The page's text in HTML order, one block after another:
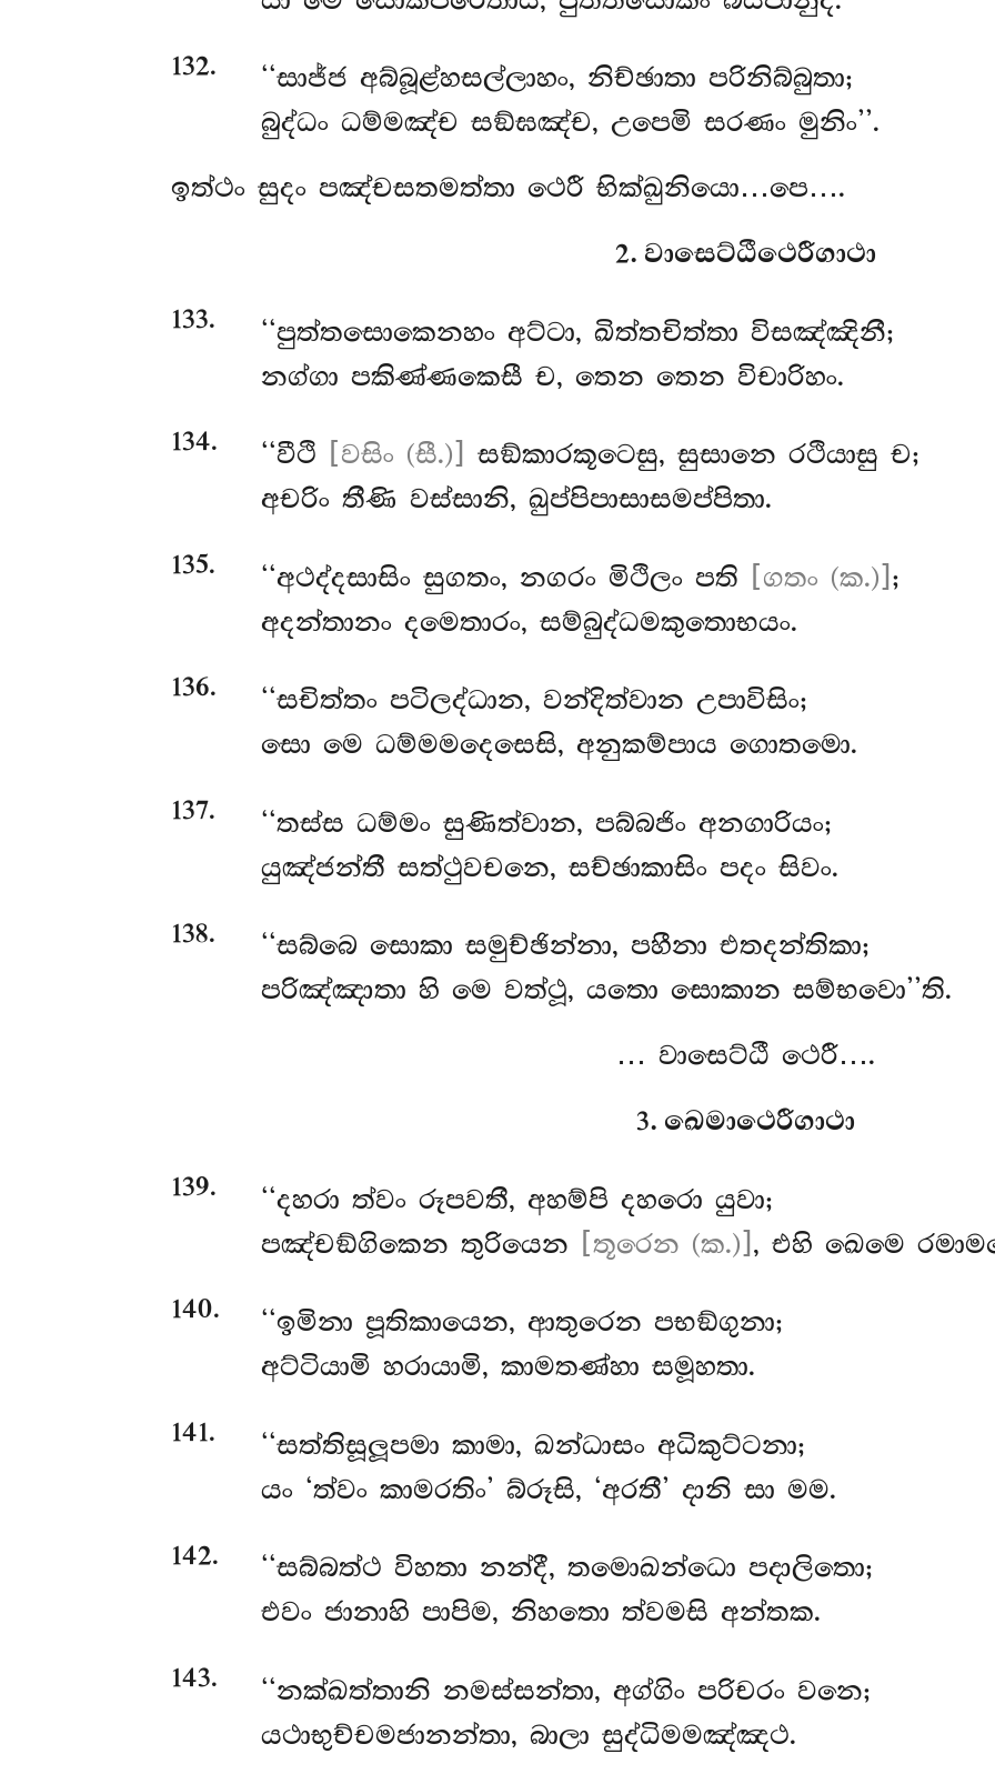
132.
‘‘සාජ්ජ අබ්බූළ්හසල්ලාහං, නිච්ඡාතා පරිනිබ්බුතා;
බුද්ධං ධම්මඤ්ච සඞ්ඝඤ්ච, උපෙමි සරණං මුනිං’’.
ඉත්ථං සුදං පඤ්චසතමත්තා ථෙරී භික්ඛුනියො…පෙ….
2. වාසෙට්ඨීථෙරීගාථා
133.
‘‘පුත්තසොකෙනහං අට්ටා, ඛිත්තචිත්තා විසඤ්ඤිනී;
නග්ගා පකිණ්ණකෙසී ච, තෙන තෙන විචාරිහං.
134. ‘‘වීථි [වසිං (සී.)]
සඞ්කාරකූටෙසු, සුසානෙ රථියාසු ච;
අචරිං තීණි වස්සානි, ඛුප්පිපාසාසමප්පිතා.
135. ‘‘අථද්දසාසිං සුගතං, නගරං මිථිලං පති [ගතං (ක.)] ;
අදන්තානං දමෙතාරං, සම්බුද්ධමකුතොභයං.
136. ‘‘සචිත්තං පටිලද්ධාන, වන්දිත්වාන උපාවිසිං;
සො මෙ ධම්මමදෙසෙසි, අනුකම්පාය ගොතමො.
137. ‘‘තස්ස ධම්මං සුණිත්වාන, පබ්බජිං අනගාරියං;
යුඤ්ජන්තී සත්ථුවචනෙ, සච්ඡාකාසිං පදං සිවං.
138.
‘‘සබ්බෙ සොකා සමුච්ඡින්නා, පහීනා එතදන්තිකා;
පරිඤ්ඤාතා හි මෙ වත්ථූ, යතො සොකාන සම්භවො’’ති.
… වාසෙට්ඨී ථෙරී….
3. ඛෙමාථෙරීගාථා
139.
‘‘දහරා ත්වං රූපවතී, අහම්පි දහරො යුවා;
පඤ්චඞ්ගිකෙන තුරියෙන
[තූරෙන (ක.)] , එහි ඛෙමෙ
140.
‘‘ඉමිනා පූතිකායෙන, ආතුරෙන පභඞ්ගුනා;
අට්ටියාමි හරායාමි, කාමතණ්හා සමූහතා.
141.
‘‘සත්තිසූලූපමා කාමා, ඛන්ධාසං අධිකුට්ටනා;
යං ‘ත්වං කාමරතිං’ බ්රූසි, ‘අරතී’ දානි සා මම.
142.
‘‘සබ්බත්ථ විහතා නන්දී, තමොඛන්ධො පදාලිතො;
එවං ජානාහි පාපිම, නිහතො ත්වමසි අන්තක.
143.
‘‘නක්ඛත්තානි නමස්සන්තා, අග්ගිං පරිචරං වනෙ;
යථාභුච්චමජානන්තා, බාලා සුද්ධිමමඤ්ඤථ.